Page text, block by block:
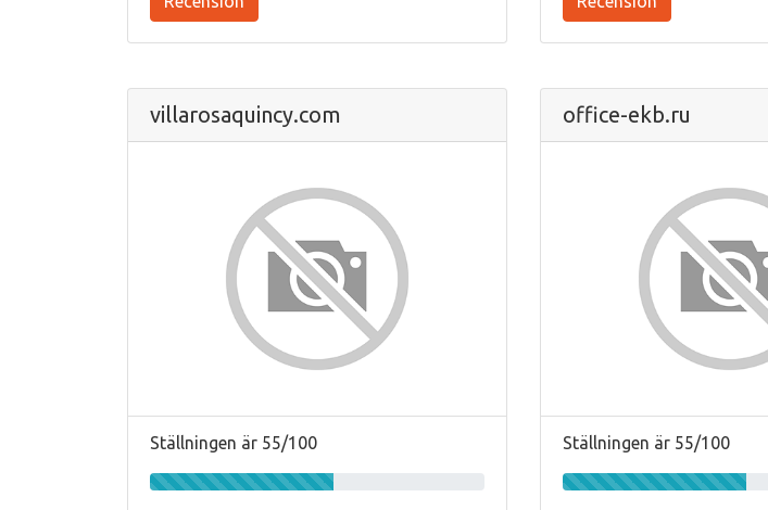
villarosaquincy.com
Ställningen är 55/100
office-ekb.ru
Ställningen är 55/100